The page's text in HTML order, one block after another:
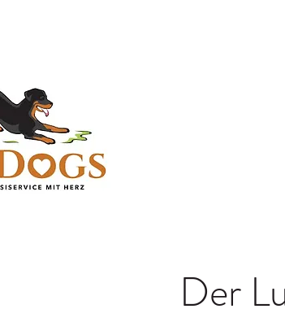
Der